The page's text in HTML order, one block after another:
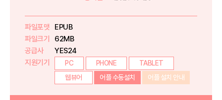
파일포맷
EPUB
파일크기
62MB
공급사
YES24
지원기기
PC PHONE
TABLET
웹뷰어
어플 수동설치 어플 설치 안내